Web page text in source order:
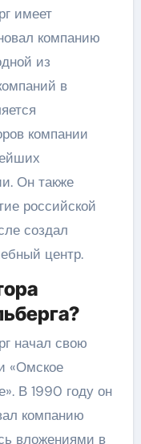
имеет
компанию
из
в
компании
Он также
российской
создал
центр.
начал свою
«Омское
В 1990 году он
компанию
вложениями в